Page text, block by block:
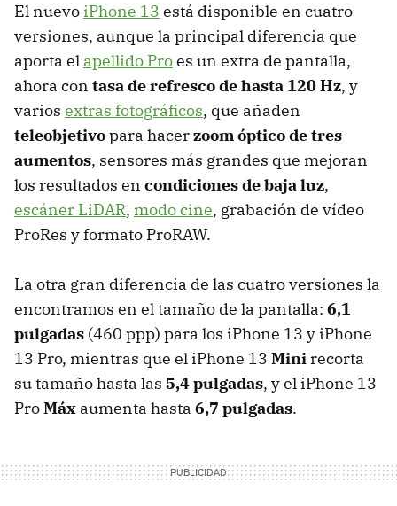
El nuevo iPhone 13 está disponible en cuatro
versiones, aunque la principal diferencia que
aporta el apellido Proes un extra de pantalla,
ahora con tasa de refresco de hasta 120 Hz, y
varios extras fotográficos, que añaden
teleobjetivopara hacerzoom óptico de tres
aumentos, sensores más grandes que mejoran
los resultados en condiciones de baja luz,
escáner LiDAR, modo cine, grabación de vídeo
ProRes y formato ProRAW.
La otra gran diferencia de las cuatro versiones la
encontramos en el tamaño de la pantalla: 6,1
pulgadas (460 ppp) para los iPhone 13 y iPhone
13 Pro, mientras que el iPhone 13 Mini recorta
su tamaño hasta las 5,4 pulgadas, y el iPhone 13
ProMáx aumenta hasta 6,7 pulgadas.